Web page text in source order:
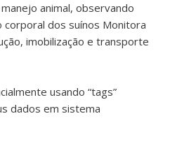
animal, observando
dos suínos Monitora
imobilização e transporte
usando “tags”
dados em sistema